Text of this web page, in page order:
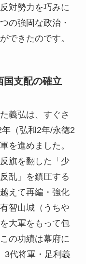
対勢力を巧みに
の強固な政治・
できたのです。
国支配の確立
義弘は、すぐさ
（弘和2年/永徳2
を進めました。
旗を翻した「少
乱」を鎮圧する
えて再編・強化
智山城（うちや
大軍をもって包
の功績は幕府に
3代将軍・足利義